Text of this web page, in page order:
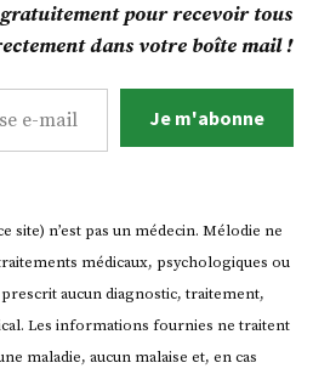
en
sauce
pour recevoir tous
dans votre boîte mail !
Je m'abonne
site) n’est pas un médecin. Mélodie ne
médicaux, psychologiques ou
aucun diagnostic, traitement,
Les informations fournies ne traitent
maladie, aucun malaise et, en cas